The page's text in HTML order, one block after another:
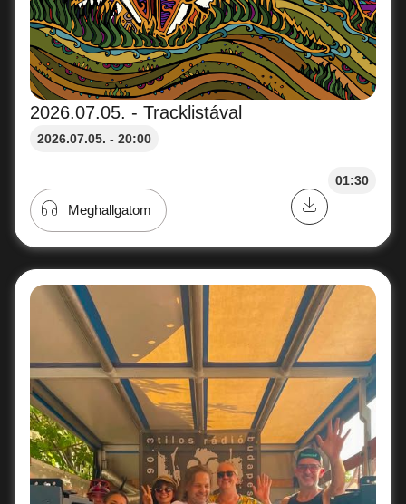
2026.07.05. - Tracklistával
2026.07.05. - 20:00
01:30
Meghallgatom